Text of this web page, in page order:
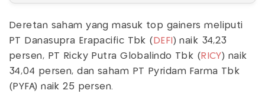
Deretan saham yang masuk top gainers meliputi
PT Danasupra Erapacific Tbk ( DEFI ) naik 34,23
persen, PT Ricky Putra Globalindo Tbk ( RICY ) naik
34,04 persen, dan saham PT Pyridam Farma Tbk
(PYFA) naik 25 persen.